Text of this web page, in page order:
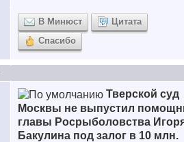
В Минюст
Цитата
Спасибо
Тверской суд
Москвы не выпустил
главы Росрыболовства
Бакулина под залог в 10 млн.